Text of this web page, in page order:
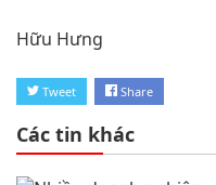
Hữu Hưng
Tweet Share
Các tin khác